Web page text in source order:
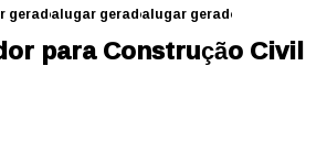
geradoresalugar gerador de energia sao paulo
alugar gerador para
para Construção Civil